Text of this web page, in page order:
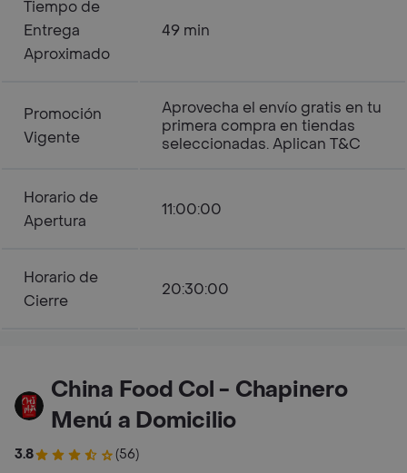
Tiempo de
Entrega
Aproximado
49 min
Promoción
Vigente
Aprovecha el envío gratis en tu
primera compra en tiendas
seleccionadas. Aplican T&C
Horario de
Apertura
11:00:00
Horario de
Cierre
20:30:00
China Food Col - Chapinero
Menú a Domicilio
3.8
(56)